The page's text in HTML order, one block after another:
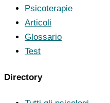
Psicoterapie
Articoli
Glossario
Test
Directory